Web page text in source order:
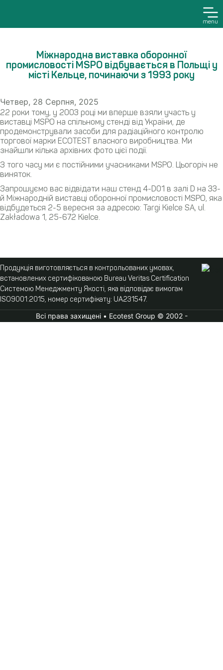
menu
Міжнародна виставка оборонної
промисловості MSPO відбувається в Польщі у
місті Кельце, починаючи з 1993 року
Четвер, 28 Серпня, 2025
22 роки тому, у 2003 році ми вперше взяли участь у
виставці MSPO на спільному стенді від України, де
продемонстрували засоби для радіаційного контролю
торгової марки ECOTEST власного виробництва. Ми
знайшли кілька архівних фото цієї події.
З того часу ми є постійними учасниками MSPO. Цьогоріч не
виняток.
Запрошуємо вас відвідати наш стенд 4-D01 в залі D на 33-
й Міжнародній виставці оборонної промисловості MSPO, яка
відбудеться 2-5 вересня за адресою: Targi Kielce SA, ul.
Zakładowa 1, 25-672 Kielce.
Продукція виготовляється в контрольованих умовах,
встановлених сертифікованою Bureau Veritas Certification
Системою Менеджменту Якості, яка відповідає вимогам
ISO9001:2015, номер сертифікату: UA231547.
Всі права захищені • Ecotest Group © 2002 -